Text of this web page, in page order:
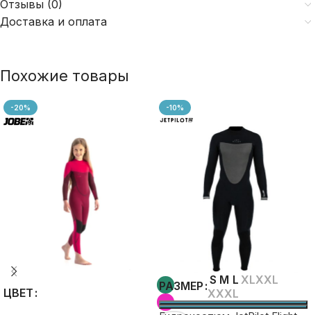
Отзывы (0)
Доставка и оплата
Похожие товары
-20%
ЦВЕТ
-10%
РАЗМЕР S M L XLXXL
XXXL